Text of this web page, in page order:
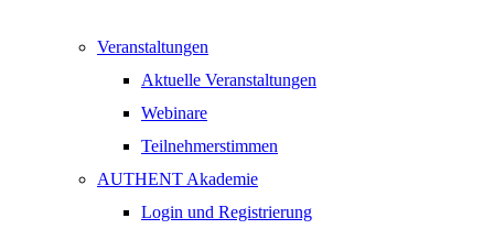
Veranstaltungen
Aktuelle Veranstaltungen
Webinare
Teilnehmerstimmen
AUTHENT Akademie
Login und Registrierung